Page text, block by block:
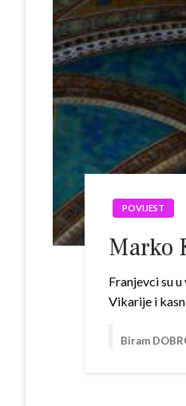
POVIJEST
Marko
Franjevci su
Vikarije i
Biram